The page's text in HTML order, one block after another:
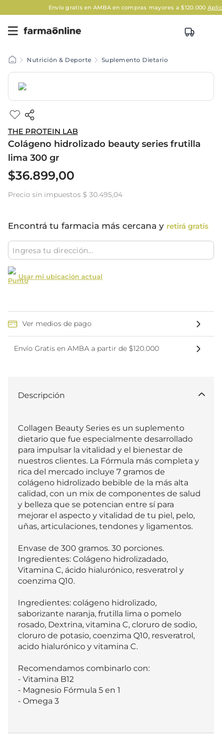
Envío gratis en AMBA en compras mayores a $120.000Aplican
Nutrición & Deporte Suplemento Dietario
THE PROTEIN LAB
Colágeno hidrolizado beauty series frutilla
lima 300 gr
$36.899,00
Precio sin impuestos $ 30.495,04
Encontrá tu farmacia más cercana y retirá gratis
Usar mi ubicación actual
Ver medios de pago
Envío Gratis en AMBA a partir de $120.000
Descripción
Collagen Beauty Series es un suplemento
dietario que fue especialmente desarrollado
para impulsar la vitalidad y el bienestar de
nuestros clientes. La Fórmula más completa y
rica del mercado incluye 7 gramos de
colágeno hidrolizado bebible de la más alta
calidad, con un mix de componentes de salud
y belleza que se potencian entre sí para
mejorar el aspecto y vitalidad de tu piel, pelo,
uñas, articulaciones, tendones y ligamentos.
Envase de 300 gramos. 30 porciones.
Ingredientes: Colágeno hidrolizadado,
Vitamina C, ácido hialurónico, resveratrol y
coenzima Q10.
Ingredientes: colágeno hidrolizado,
saborizante naranja, frutilla lima o pomelo
rosado, Dextrina, vitamina C, cloruro de sodio,
cloruro de potasio, coenzima Q10, resveratrol,
acido hialurónico y vitamina C.
Recomendamos combinarlo con:
- Vitamina B12
- Magnesio Fórmula 5 en 1
- Omega 3